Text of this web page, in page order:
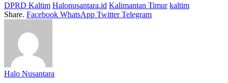
DPRD Kaltim Halonusantara.id Kalimantan Timur kaltim
Share. Facebook WhatsApp Twitter Telegram
Halo Nusantara